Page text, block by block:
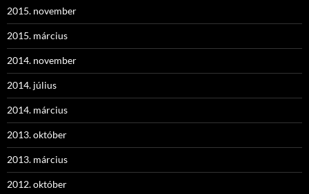
2015. november
2015. március
2014. november
2014. július
2014. március
2013. október
2013. március
2012. október